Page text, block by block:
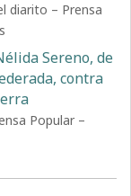
diarito – Prensa
Sereno, de
contra
Popular –